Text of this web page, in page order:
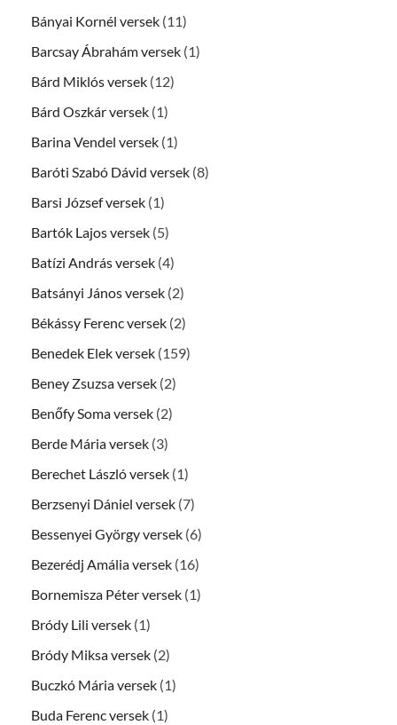
Bányai Kornél versek (11)
Barcsay Ábrahám versek (1)
Bárd Miklós versek (12)
Bárd Oszkár versek (1)
Barina Vendel versek (1)
Baróti Szabó Dávid versek (8)
Barsi József versek (1)
Bartók Lajos versek (5)
Batízi András versek (4)
Batsányi János versek (2)
Békássy Ferenc versek (2)
Benedek Elek versek (159)
Beney Zsuzsa versek (2)
Benőfy Soma versek (2)
Berde Mária versek (3)
Berechet László versek (1)
Berzsenyi Dániel versek (7)
Bessenyei György versek (6)
Bezerédj Amália versek (16)
Bornemisza Péter versek (1)
Bródy Lili versek (1)
Bródy Miksa versek (2)
Buczkó Mária versek (1)
Buda Ferenc versek (1)